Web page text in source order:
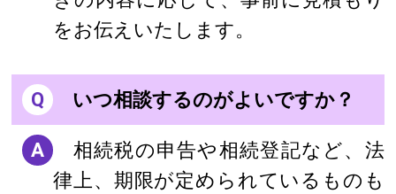
をお伝えいたします。
Q いつ相談するのがよいですか？
A
相続税の申告や相続登記など、法
律上、期限が定められているものも